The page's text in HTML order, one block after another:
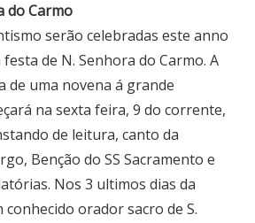
do Carmo
serão celebradas este anno
de N. Senhora do Carmo. A
de uma novena á grande
na sexta feira, 9 do corrente,
de leitura, canto da
Benção do SS Sacramento e
Nos 3 ultimos dias da
orador sacro de S.